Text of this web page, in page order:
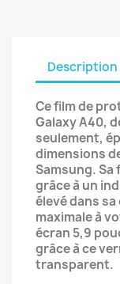
Description
Ce film de
Galaxy A40,
seulement,
dimensions
Samsung.
grâce à un
élevé dans
maximale à
écran 5,9
grâce à ce
transparent.